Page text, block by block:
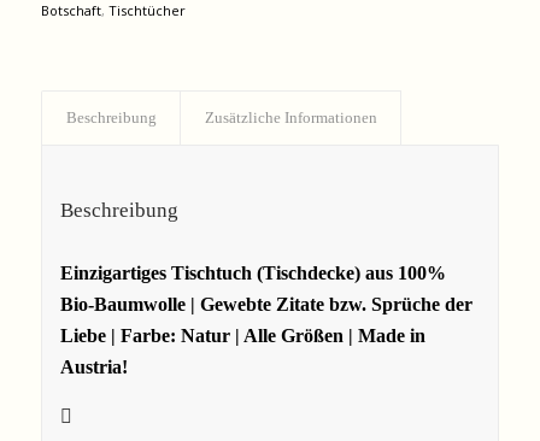
Botschaft, Tischtücher
Beschreibung Zusätzliche Informationen
Beschreibung
Einzigartiges Tischtuch (Tischdecke) aus 100%
Bio-Baumwolle | Gewebte Zitate bzw. Sprüche der
Liebe | Farbe: Natur | Alle Größen | Made in
Austria!